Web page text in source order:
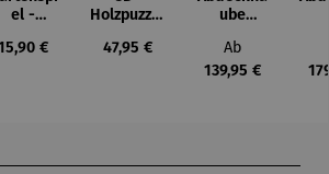
el -
Preis:
€
Holzpuzzle
Pendeluhr
Regulärer Preis:
47,95 €
ube
en
Regulärer
Ab
139,95 €